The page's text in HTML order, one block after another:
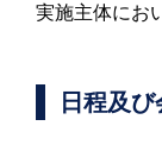
実施主体にお
日程及